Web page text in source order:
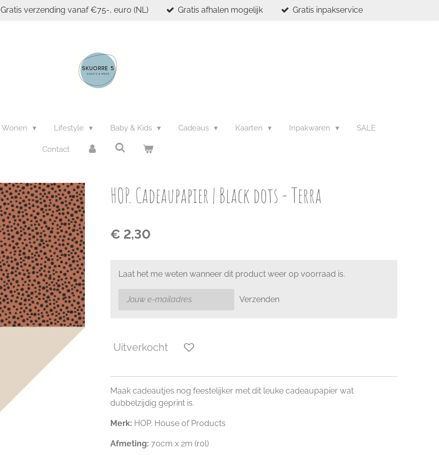
Gratis verzending vanaf €75-, euro (NL) Gratis afhalen mogelijk Gratis inpakservice
Wonen Lifestyle Baby & Kids Cadeaus Kaarten Inpakwaren SALE
Contact
HOP. Cadeaupapier | Black dots - Terra
€ 2,30
Laat het me weten wanneer dit product weer op voorraad is.
Verzenden
Uitverkocht
Maak cadeautjes nog feestelijker met dit leuke cadeaupapier wat
dubbelzijdig geprint is.
Merk: HOP. House of Products
Afmeting: 70cm x 2m (rol)